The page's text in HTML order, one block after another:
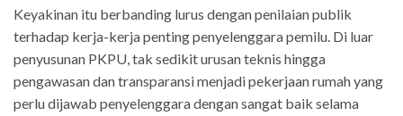
Keyakinan itu berbanding lurus dengan penilaian publik
terhadap kerja-kerja penting penyelenggara pemilu. Di luar
penyusunan PKPU, tak sedikit urusan teknis hingga
pengawasan dan transparansi menjadi pekerjaan rumah yang
perlu dijawab penyelenggara dengan sangat baik selama